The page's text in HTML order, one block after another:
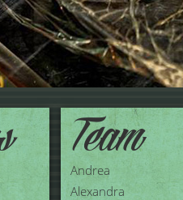
Team
Andrea
Alexandra